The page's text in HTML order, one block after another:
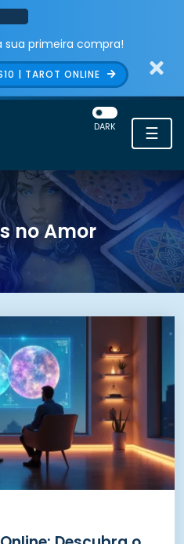
sua primeira compra!
| TAROT ONLINE
☰
DARK
no Amor